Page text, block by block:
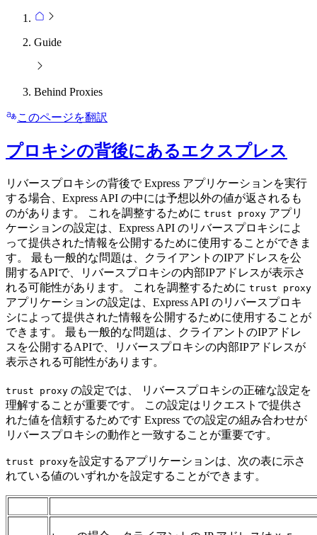
Guide
Behind Proxies
このページを翻訳
プロキシの背後にあるエクスプレス
リバースプロキシの背後で Express アプリケーションを実行
する場合、Express API の中には予想以外の値が返されるも
のがあります。 これを調整するために trust proxy アプリ
ケーションの設定は、Express API のリバースプロキシによ
って提供された情報を公開するために使用することができま
す。 最も一般的な問題は、クライアントのIPアドレスを公
開するAPIで、リバースプロキシの内部IPアドレスが表示さ
れる可能性があります。 これを調整するために trust proxy
アプリケーションの設定は、Express API のリバースプロキ
シによって提供された情報を公開するために使用することが
できます。 最も一般的な問題は、クライアントのIPアドレ
スを公開するAPIで、リバースプロキシの内部IPアドレスが
表示される可能性があります。
trust proxy の設定では、 リバースプロキシの正確な設定を
理解することが重要です。 この設定はリクエストで提供さ
れた値を信頼するためです Express での設定の組み合わせが
リバースプロキシの動作と一致することが重要です。
trust proxyを設定するアプリケーションは、次の表に示さ
れている値のいずれかを設定することができます。